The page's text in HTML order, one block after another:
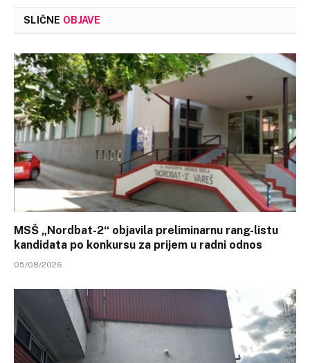
SLIČNE OBJAVE
MSŠ „Nordbat-2“ objavila preliminarnu rang-listu
kandidata po konkursu za prijem u radni odnos
05/08/2026